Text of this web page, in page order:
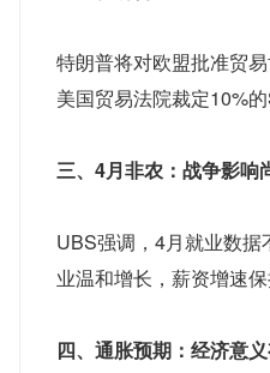
特朗普将对欧盟批准贸
美国贸易法院裁定10%
三、4月非农：战争影响
UBS强调，4月就业数
业温和增长，薪资增速保
四、通胀预期：经济意